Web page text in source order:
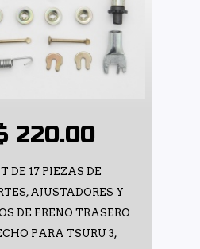
220.00
DE 17 PIEZAS DE
AJUSTADORES Y
DE FRENO TRASERO
PARA TSURU 3,